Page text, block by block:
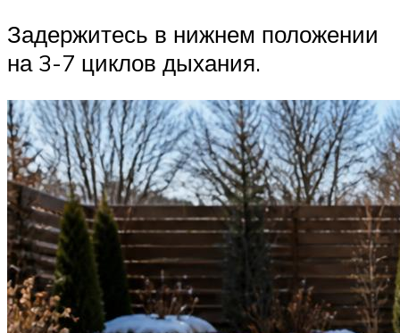
Задержитесь в нижнем положении
на 3-7 циклов дыхания.